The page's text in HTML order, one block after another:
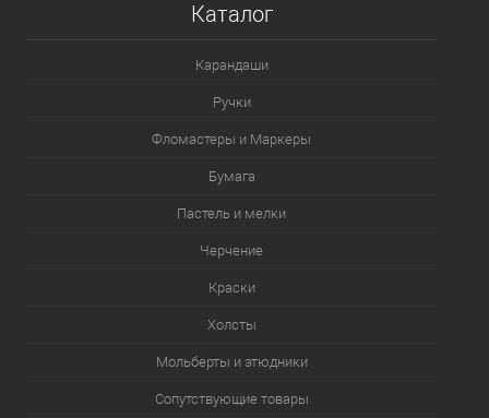
Каталог
Карандаши
Ручки
Фломастеры и Маркеры
Бумага
Пастель и мелки
Черчение
Краски
Холсты
Мольберты и этюдники
Сопутствующие товары